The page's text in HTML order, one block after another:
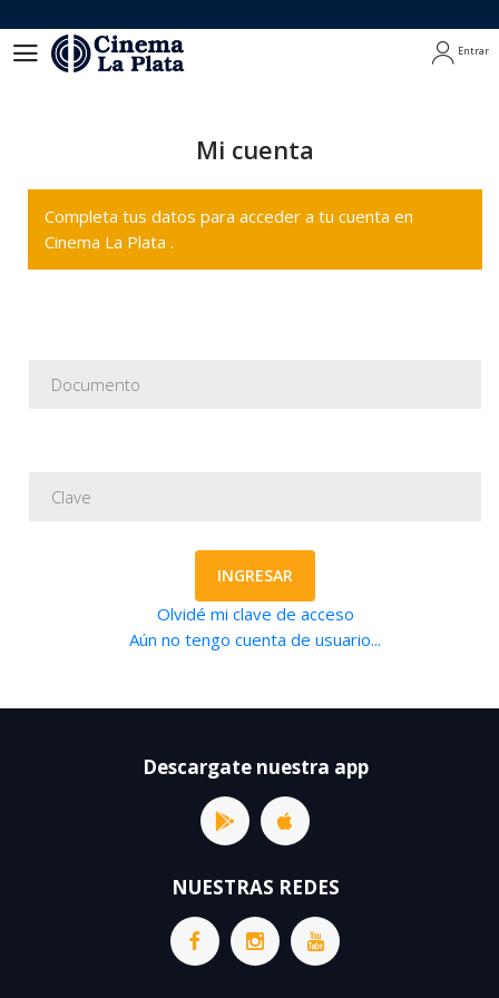
Entrar
Mi cuenta
Completa tus datos para acceder a tu cuenta en
Cinema La Plata .
INGRESAR
Olvidé mi clave de acceso
Aún no tengo cuenta de usuario...
Descargate nuestra app
NUESTRAS REDES